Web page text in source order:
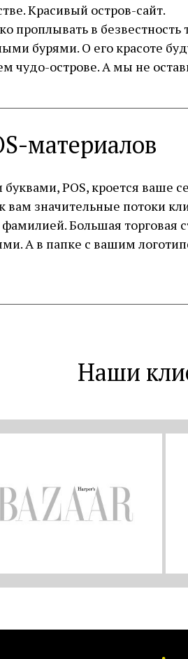
Красивый остров-сайт.
проплывать в
бурями. О его красоте
чудо-острове. А мы не
материалов
РОS, кроется ваше
вам значительные потоки
Большая торговая
А в папке с вашим
Наши